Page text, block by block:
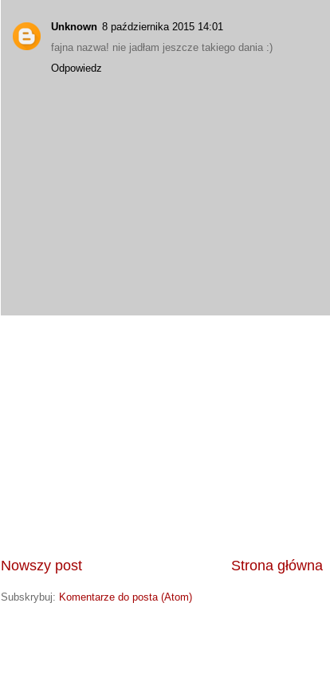
Unknown 8 października 2015 14:01
fajna nazwa! nie jadłam jeszcze takiego dania :)
Odpowiedz
Nowszy post Strona główna
Subskrybuj: Komentarze do posta (Atom)